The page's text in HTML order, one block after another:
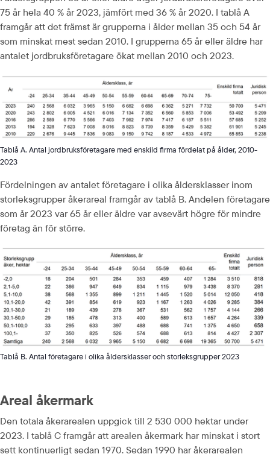
75 år hela 40 % år 2023, jämfört med 36 % år 2020. I tablå A
framgår att det främst är grupperna i ålder mellan 35 och 54 år
som minskat mest sedan 2010. I grupperna 65 år eller äldre har
antalet jordbruksföretagare ökat mellan 2010 och 2023.
Tablå A. Antal jordbruksföretagare med enskild firma fördelat på ålder, 2010-
2023
Fördelningen av antalet företagare i olika åldersklasser inom
storleksgrupper åkerareal framgår av tablå B. Andelen företagare
som år 2023 var 65 år eller äldre var avsevärt högre för mindre
företag än för större.
Tablå B. Antal företagare i olika åldersklasser och storleksgrupper 2023
Areal åkermark
Den totala åkerarealen uppgick till 2 530 000 hektar under
2023. I tablå C framgår att arealen åkermark har minskat i stort
sett kontinuerligt sedan 1970. Sedan 1990 har åkerarealen